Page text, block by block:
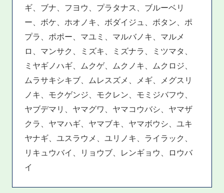
ギ、ブナ、フヨウ、プラタナス、ブルーベリ
ー、ボケ、ホオノキ、ボダイジュ、ボタン、ポ
プラ、ポポー、マユミ、マルバノキ、マルメ
ロ、マンサク、ミズキ、ミズナラ、ミツマタ、
ミヤギノハギ、ムクゲ、ムクノキ、ムクロジ、
ムラサキシキブ、ムレスズメ、メギ、メグスリ
ノキ、モクゲンジ、モクレン、モミジバフウ、
ヤブデマリ、ヤマグワ、ヤマコウバシ、ヤマザ
クラ、ヤマハギ、ヤマブキ、ヤマボウシ、ユキ
ヤナギ、ユスラウメ、ユリノキ、ライラック、
リキュウバイ、リョウブ、レンギョウ、ロウバ
イ